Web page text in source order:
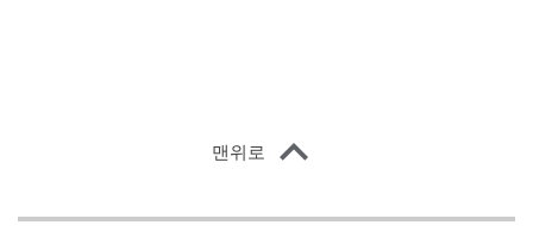
맨위로